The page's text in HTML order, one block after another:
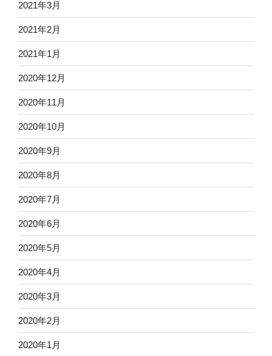
2021年3月
2021年2月
2021年1月
2020年12月
2020年11月
2020年10月
2020年9月
2020年8月
2020年7月
2020年6月
2020年5月
2020年4月
2020年3月
2020年2月
2020年1月